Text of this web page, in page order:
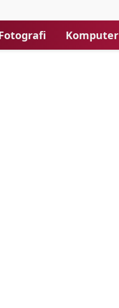
Komputer